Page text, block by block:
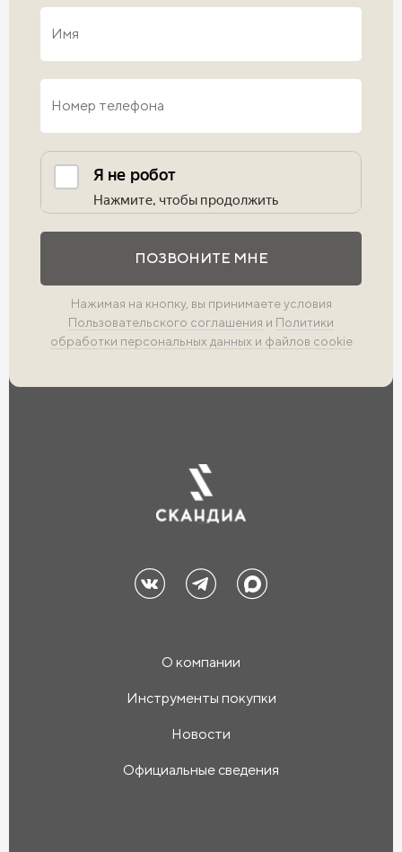
ПОЗВОНИТЕ МНЕ
Нажимая на кнопку, вы принимаете условия
Пользовательского соглашения и Политики
обработки персональных данных и файлов cookie
О компании
Инструменты покупки
Новости
Официальные сведения